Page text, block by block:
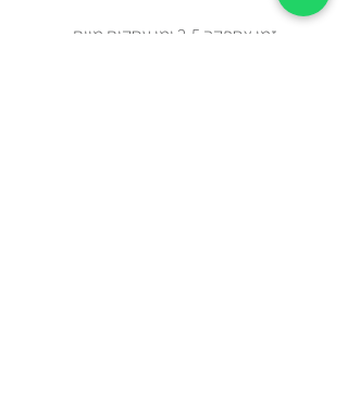
זמן אספקה 2-5 ימי עסקים מיום